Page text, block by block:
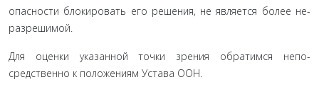
опасности блокировать его решения, не является более не­
разрешимой.
Для оценки указанной точки зрения обратимся непо­
средственно к положениям Устава ООН.